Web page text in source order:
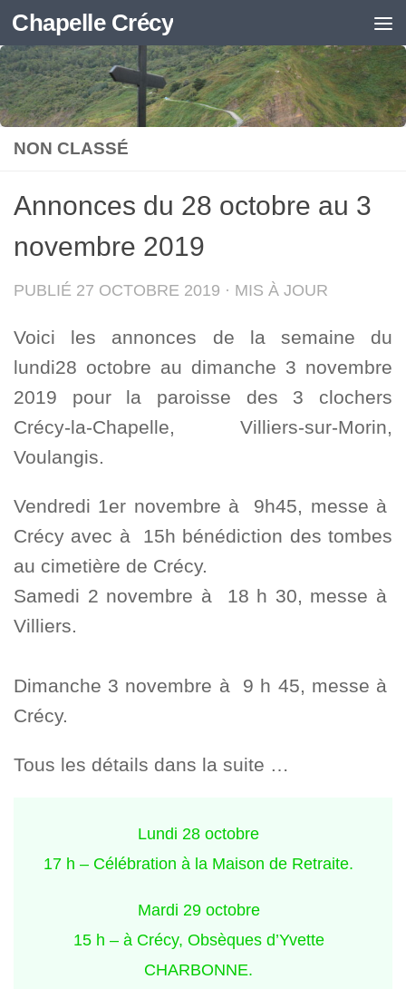
Skip to content
Chapelle Crécy
NON CLASSÉ
Annonces du 28 octobre au 3
novembre 2019
PUBLIÉ 27 OCTOBRE 2019 · MIS À JOUR
Voici les annonces de la semaine du
lundi28 octobre au dimanche 3 novembre
2019 pour la paroisse des 3 clochers
Crécy-la-Chapelle, Villiers-sur-Morin,
Voulangis.
Vendredi 1er novembre à 9h45, messe à
Crécy avec à 15h bénédiction des tombes
au cimetière de Crécy.
Samedi 2 novembre à 18 h 30, messe à
Villiers.
Dimanche 3 novembre à 9 h 45, messe à
Crécy.
Tous les détails dans la suite …
Lundi 28 octobre
17 h – Célébration à la Maison de Retraite.
Mardi 29 octobre
15 h – à Crécy, Obsèques d’Yvette
CHARBONNE.